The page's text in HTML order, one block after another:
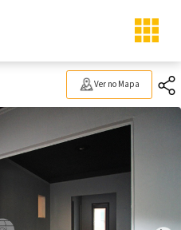
Ver no Mapa